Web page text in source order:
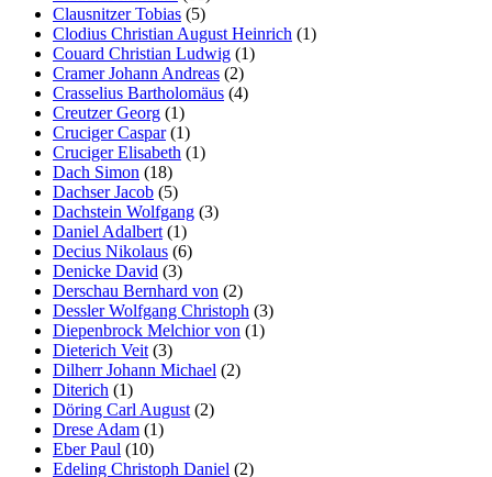
Clausnitzer Tobias (5)
Clodius Christian August Heinrich (1)
Couard Christian Ludwig (1)
Cramer Johann Andreas (2)
Crasselius Bartholomäus (4)
Creutzer Georg (1)
Cruciger Caspar(1)
Cruciger Elisabeth (1)
Dach Simon (18)
Dachser Jacob (5)
Dachstein Wolfgang (3)
Daniel Adalbert (1)
Decius Nikolaus (6)
Denicke David (3)
Derschau Bernhard von (2)
Dessler Wolfgang Christoph (3)
Diepenbrock Melchior von (1)
Dieterich Veit (3)
Dilherr Johann Michael (2)
Diterich (1)
Döring Carl August (2)
Drese Adam (1)
Eber Paul (10)
Edeling Christoph Daniel (2)